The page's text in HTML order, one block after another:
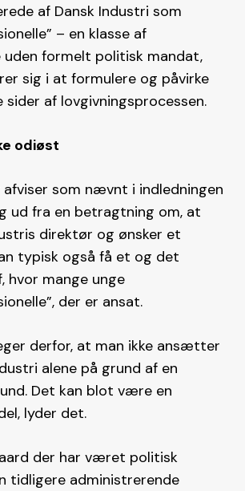
af Dansk Industri som
– en klasse af
uden formelt politisk mandat,
sig i at formulere og påvirke
sider af lovgivningsprocessen.
odiøst
som nævnt i indledningen
ud fra en betragtning om, at
direktør og ønsker et
typisk også få et og det
hvor mange unge
der er ansat.
derfor, at man ikke ansætter
alene på grund af en
Det kan blot være en
lyder det.
der har været politisk
tidligere administrerende